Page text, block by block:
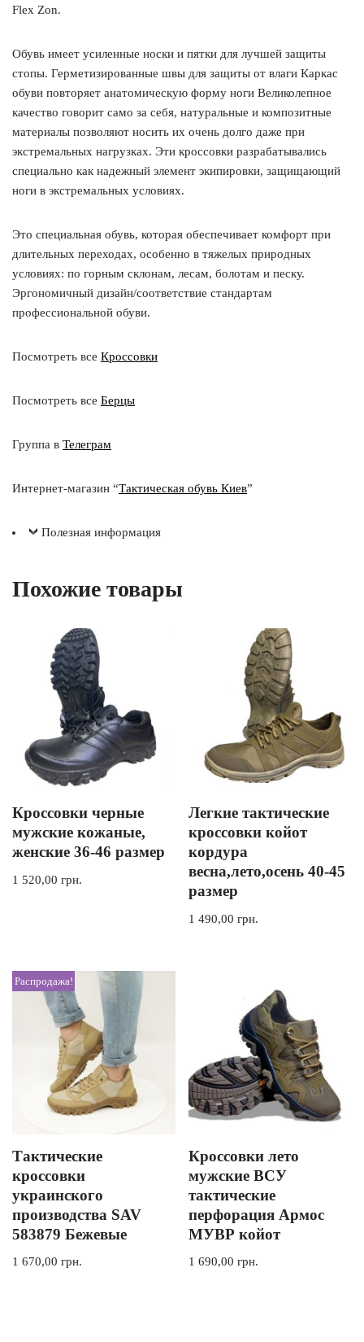
Flex Zon.
Обувь имеет усиленные носки и пятки для лучшей защиты
стопы. Герметизированные швы для защиты от влаги Каркас
обуви повторяет анатомическую форму ноги Великолепное
качество говорит само за себя, натуральные и композитные
материалы позволяют носить их очень долго даже при
экстремальных нагрузках. Эти кроссовки разрабатывались
специально как надежный элемент экипировки, защищающий
ноги в экстремальных условиях.
Это специальная обувь, которая обеспечивает комфорт при
длительных переходах, особенно в тяжелых природных
условиях: по горным склонам, лесам, болотам и песку.
Эргономичный дизайн/соответствие стандартам
профессиональной обуви.
Посмотреть все Кроссовки
Посмотреть все Берцы
Группа в Телеграм
Интернет-магазин “Тактическая обувь Киев”
Полезная информация
Похожие товары
Кроссовки черные
мужские кожаные,
женские 36-46 размер
1 520,00 грн.
Легкие тактические
кроссовки койот
кордура
весна,лето,осень 40-45
размер
1 490,00грн.
Распродажа!
Тактические
кроссовки
украинского
производства SAV
583879 Бежевые
1 670,00 грн.
Кроссовки лето
мужские ВСУ
тактические
перфорация Армос
МУВР койот
1 690,00грн.